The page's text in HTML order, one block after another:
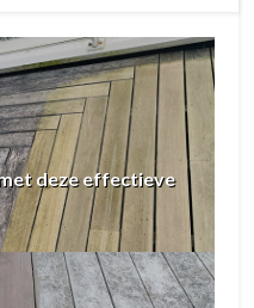
deze effectieve